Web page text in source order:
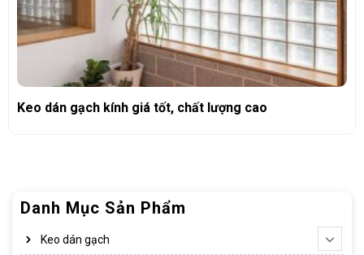
Danh Mục Sản Phẩm
Keo dán gạch
Keo dán gạch kính giá tốt, chất lượng cao